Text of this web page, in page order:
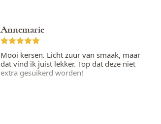
Annemarie
Mooi kersen. Licht zuur van smaak, maar
dat vind ik juist lekker. Top dat deze niet
extra gesuikerd worden!